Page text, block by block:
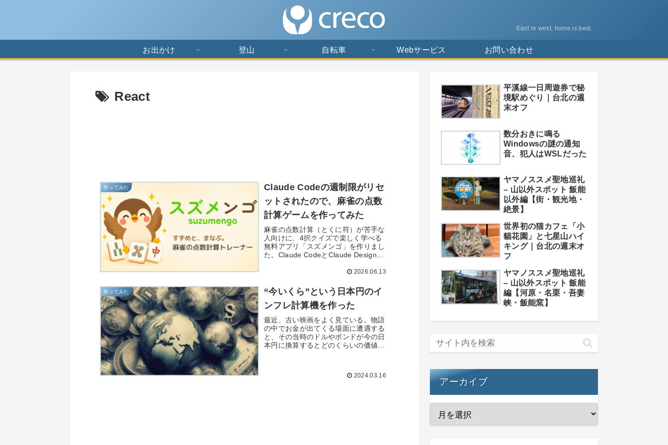
East or west, home is best.
お出かけ 登山 自転車 Webサービス お問い合わせ
React
作ってみた
Claude Codeの週制限がリセ
ットされたので、麻雀の点数
計算ゲームを作ってみた
麻雀の点数計算（とくに符）が苦手な
人向けに、4択クイズで楽しく学べる
無料アプリ「スズメンゴ」を作りまし
た。Claude CodeとClaude Designを
公開。アプリの紹介から作った経緯、
ています。
2026.06.13
作ってみた
“今いくら”という日本円のイ
ンフレ計算機を作った
最近、古い映画をよく見ている。物語
の中でお金が出てくる場面に遭遇する
と、その当時のドルやポンドが今の日
本円に換算するとどのくらいの価値が
2024.03.16
平溪線一日周遊券で秘
境駅めぐり｜台北の週
末オフ
数分おきに鳴る
Windowsの謎の通知
音、犯人はWSLだった
ヤマノススメ聖地巡礼
– 山以外スポット 飯能
以外編【街・観光地・
絶景】
世界初の猫カフェ「小
貓花園」と七星山ハイ
キング｜台北の週末オ
フ
ヤマノススメ聖地巡礼
– 山以外スポット 飯能
編【河原・名栗・吾妻
峡・飯能窯】
アーカイブ